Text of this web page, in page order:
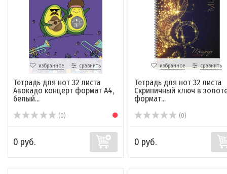
избранное сравнить
Тетрадь для нот 32 листа
Авокадо концерт формат А4,
белый...
(0)
0 руб.
избранное сравнить
Тетрадь для нот 32 листа
Скрипичный ключ в
формат...
(0)
0 руб.